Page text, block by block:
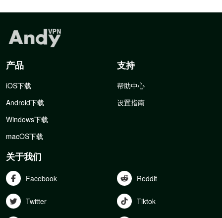
产品
iOS下载
Android下载
Windows下载
macOS下载
支持
帮助中心
设置指南
关于我们
Facebook Reddit
Twitter Tiktok